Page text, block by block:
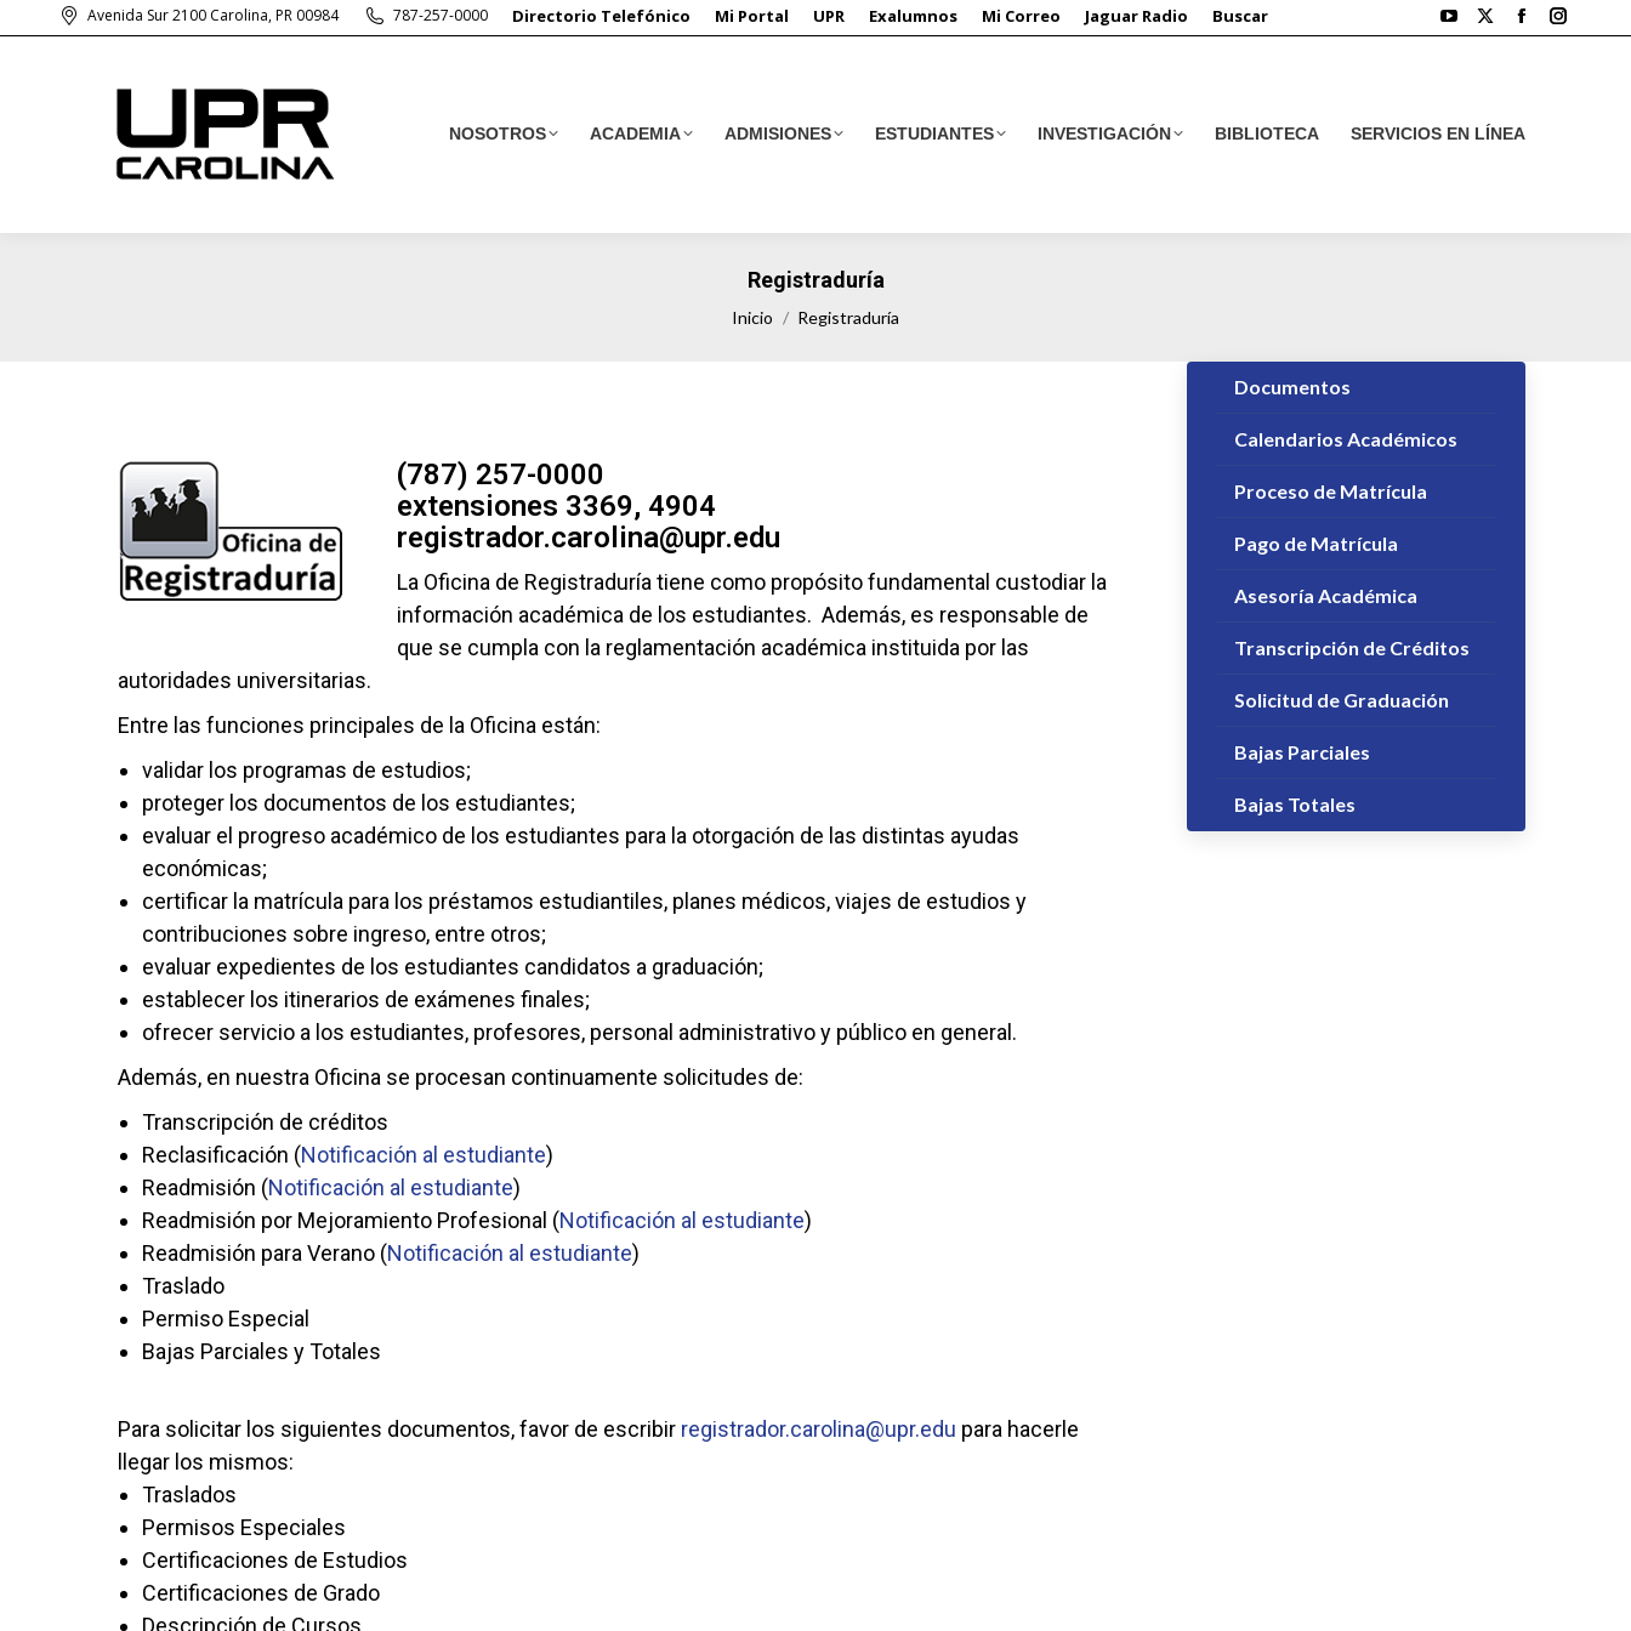
Avenida Sur 2100 Carolina, PR 00984 787-257-0000 Directorio Telefónico Mi Portal UPR Exalumnos Mi Correo Jaguar Radio Buscar
NOSOTROS ACADEMIA ADMISIONES ESTUDIANTES INVESTIGACIÓN BIBLIOTECA SERVICIOS EN LÍNEA
Registraduría
Estás aquí:
Inicio Registraduría
(787) 257-0000
extensiones 3369, 4904
registrador.carolina@upr.edu
La Oficina de Registraduría tiene como propósito fundamental custodiar la
información académica de los estudiantes. Además, es responsable de
que se cumpla con la reglamentación académica instituida por las
autoridades universitarias.
Entre las funciones principales de la Oficina están:
validar los programas de estudios;
proteger los documentos de los estudiantes;
evaluar el progreso académico de los estudiantes para la otorgación de las distintas ayudas
económicas;
certificar la matrícula para los préstamos estudiantiles, planes médicos, viajes de estudios y
contribuciones sobre ingreso, entre otros;
evaluar expedientes de los estudiantes candidatos a graduación;
establecer los itinerarios de exámenes finales;
ofrecer servicio a los estudiantes, profesores, personal administrativo y público en general.
Además, en nuestra Oficina se procesan continuamente solicitudes de:
Transcripción de créditos
Reclasificación (Notificación al estudiante)
Readmisión (Notificación al estudiante)
Readmisión por Mejoramiento Profesional (Notificación al estudiante)
Readmisión para Verano (Notificación al estudiante)
Traslado
Permiso Especial
Bajas Parciales y Totales
Para solicitar los siguientes documentos, favor de escribir registrador.carolina@upr.edu para hacerle
llegar los mismos:
Traslados
Permisos Especiales
Certificaciones de Estudios
Certificaciones de Grado
Descripción de Cursos
Documentos
Calendarios Académicos
Proceso de Matrícula
Pago de Matrícula
Asesoría Académica
Transcripción de Créditos
Solicitud de Graduación
Bajas Parciales
Bajas Totales
NOSOTROS ACADEMIA ADMISIONES ESTUDIANTES INVESTIGACIÓN BIBLIOTECA SERVICIOS EN LÍNEA